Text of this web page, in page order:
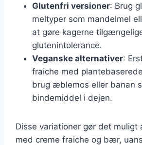
Glutenfri versioner: Brug
meltyper som mandelmel
at gøre kagerne
glutenintolerance.
Veganske alternativer:
fraiche med
brug æblemos eller banan
bindemiddel i dejen.
Disse variationer gør det muligt
med creme fraiche og bær,